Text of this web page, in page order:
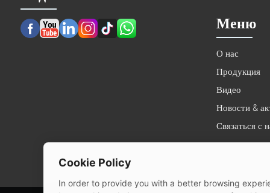
Меню
О нас
Продукция
Видео
Новости &
Связаться с
Cookie Policy
In order to provide you with a better browsing